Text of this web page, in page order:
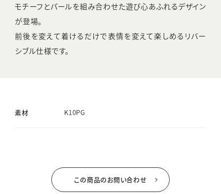
モチーフとパールを組み合わせた遊び心あふれるデザイン
が登場。
前後を変えて着けるだけで表情を変えて楽しめるリバー
シブル仕様です。
素材 K10PG
この商品のお問い合わせ